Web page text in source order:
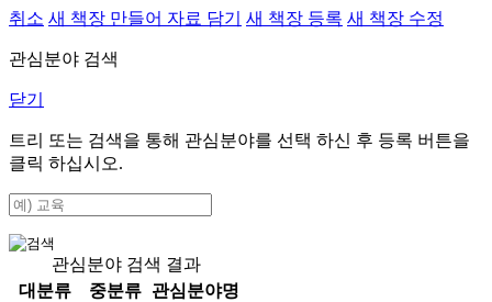
취소 새 책장 만들어 자료 담기 새 책장 등록 새 책장 수정
관심분야 검색
닫기
트리 또는 검색을 통해 관심분야를 선택 하신 후 등록 버튼을
클릭 하십시오.
관심분야 검색 결과
대분류
중분류
관심분야명